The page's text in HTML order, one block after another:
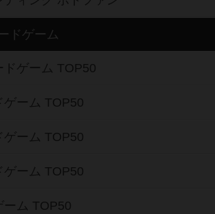
ドゲーム
ドゲーム TOP50
ゲーム TOP50
ゲーム TOP50
ゲーム TOP50
ーム TOP50